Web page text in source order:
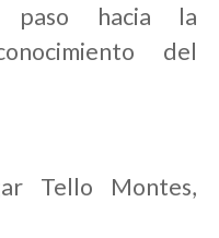
paso hacia la
del
Tello Montes,